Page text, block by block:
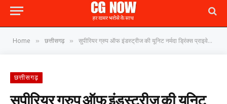
Home » छत्तीसगढ़ » सुपीरियर ग्रुप ऑफ इंडस्ट्रीज की यूनिट नर्मदा ड्रिंक्स प्राइवेट लिमिटेड परिसर में निःशुल्क चिकित्सा शिविर का आयोजन
छत्तीसगढ़